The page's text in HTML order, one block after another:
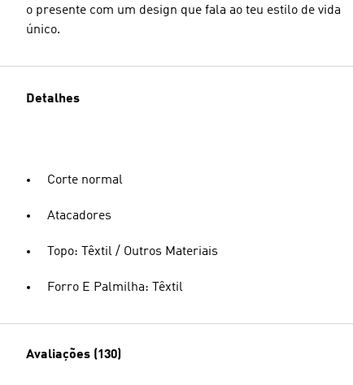
o presente com um design que fala ao teu estilo de vida
único.
Detalhes
Corte normal
Atacadores
Topo: Têxtil / Outros Materiais
Forro E Palmilha: Têxtil
Avaliações (130)